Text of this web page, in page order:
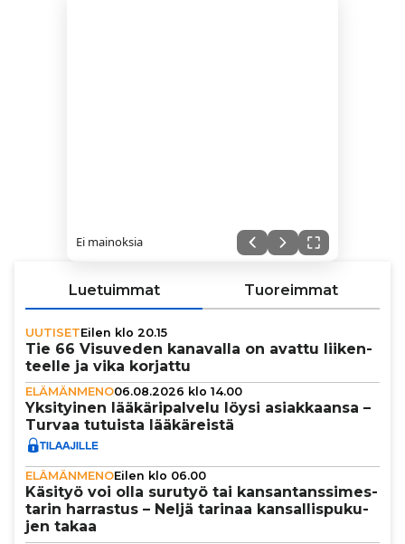
Ei mainoksia
Luetuimmat Tuoreimmat
UUTISETEilen klo 20.15
Tie 66 Visuveden kanavalla on avattu lii­ken­
teelle ja vika korjattu
ELÄMÄNMENO06.08.2026 klo 14.00
Yksi­tyi­nen lää­kä­ri­pal­velu löysi asi­ak­kaansa –
Turvaa tutuista lää­kä­reistä
ELÄMÄNMENOEilen klo 06.00
Käsityö voi olla surutyö tai kan­san­tans­si­mes­
ta­rin harrastus – Neljä tarinaa kan­sal­lis­pu­ku­
jen takaa